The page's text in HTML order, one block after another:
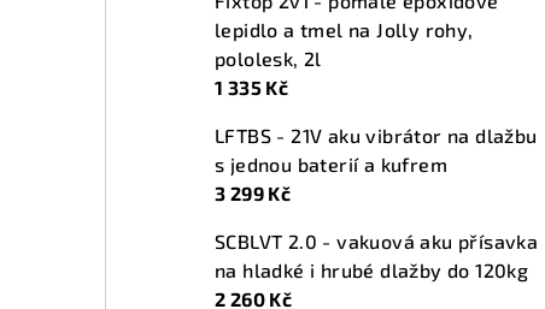
lepidlo a tmel na Jolly rohy,
pololesk, 2l
1 335 Kč
LFTBS - 21V aku vibrátor na dlažbu
s jednou baterií a kufrem
3 299 Kč
SCBLVT 2.0 - vakuová aku přísavka
na hladké i hrubé dlažby do 120kg
2 260 Kč